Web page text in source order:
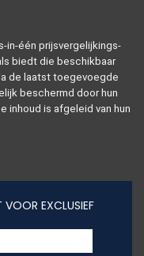
in-één prijsvergelijkings-
biedt die beschikbaar
de laatst toegevoegde
beschermd door hun
inhoud is afgeleid van hun
EXCLUSIEF